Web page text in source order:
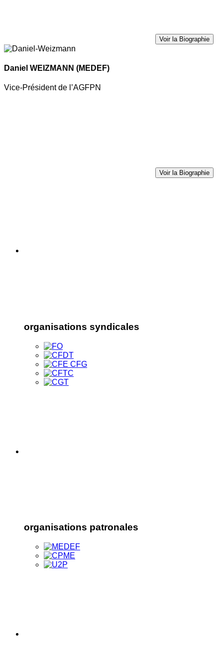
Voir la Biographie
Daniel WEIZMANN (MEDEF)
Vice-Président de l’AGFPN
Voir la Biographie
organisations syndicales
organisations patronales